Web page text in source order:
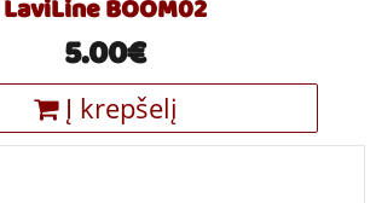
LaviLine BOOM02
5.00€
Į krepšelį